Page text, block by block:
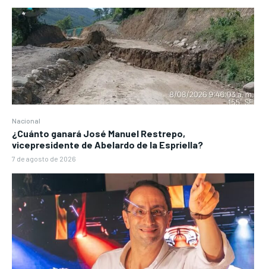
Nacional
¿Cuánto ganará José Manuel Restrepo,
vicepresidente de Abelardo de la Espriella?
7 de agosto de 2026